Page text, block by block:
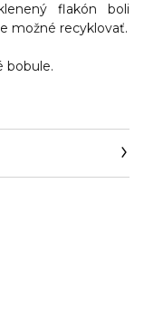
flakón boli
možné recyklovať.
bobule.